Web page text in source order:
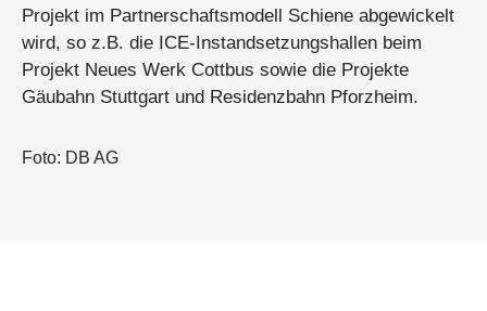
Projekt im Partnerschaftsmodell Schiene abgewickelt
wird, so z.B. die ICE-Instandsetzungshallen beim
Projekt Neues Werk Cottbus sowie die Projekte
Gäubahn Stuttgart und Residenzbahn Pforzheim.
Foto: DB AG